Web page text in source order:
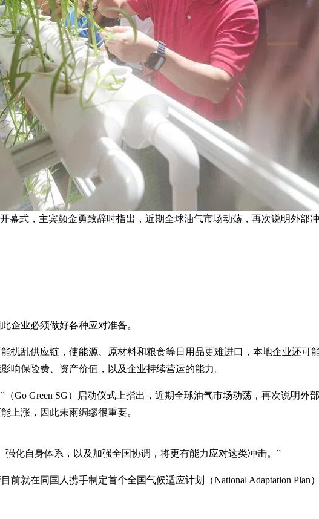
幕式，主宾颜金勇致辞时指出，近期全球油气市场动荡，再次说明外
企业必须做好各种应对准备。
扰乱供应链，使能源、原材料和粮食等日用品更难进口，本地企业还
响保险费、资产价值，以及企业持续营运的能力。
Go Green SG）启动仪式上指出，近期全球油气市场动荡，再次说明
上涨，因此未雨绸缪很重要。
化自身体系，以及加强全国协调，将更有能力应对这类冲击。”
前就在同国人携手制定首个全国气候适应计划（National Adaptation